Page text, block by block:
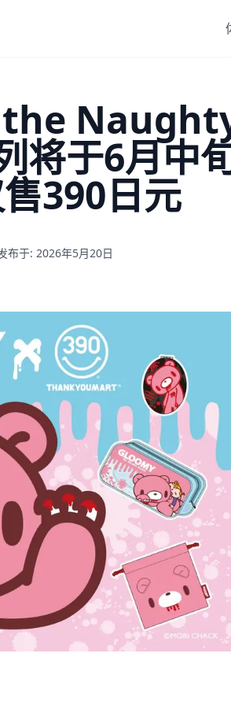
于6月中
390日元
布于: 2026年5月20日